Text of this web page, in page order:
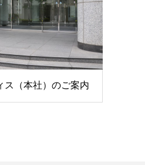
ス（本社）のご案内